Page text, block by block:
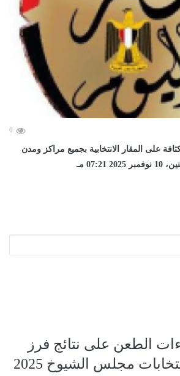
0
على المقار الانتخابية بجميع مراكز ومدن
مـ
الطعن على نتائج فرز
مجلس الشيوخ 2025